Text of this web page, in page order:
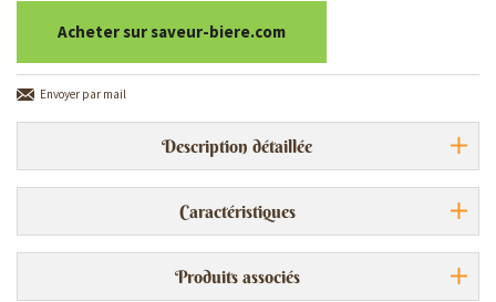
Acheter sur saveur-biere.com
Envoyer par mail
Description détaillée
Caractéristiques
Produits associés